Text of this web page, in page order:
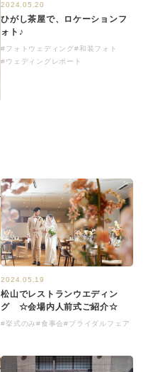
2024.05.20
ひがし茶屋で、ロケーションフ
ォト♪
#フォトウェディング#和装フォト
#ウェディングレポート
2024.05.19
松山でレストランウエディン
グ ☆会場内人前式ご紹介☆
#挙式のみ#食事会#ブライダルフェア